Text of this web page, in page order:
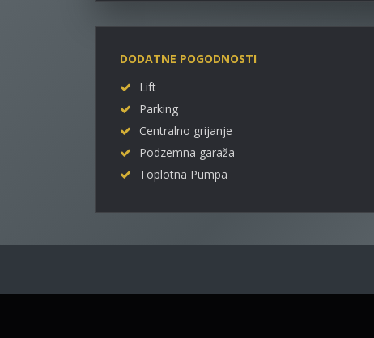
DODATNE POGODNOSTI
Lift
Parking
Centralno grijanje
Podzemna garaža
Toplotna Pumpa